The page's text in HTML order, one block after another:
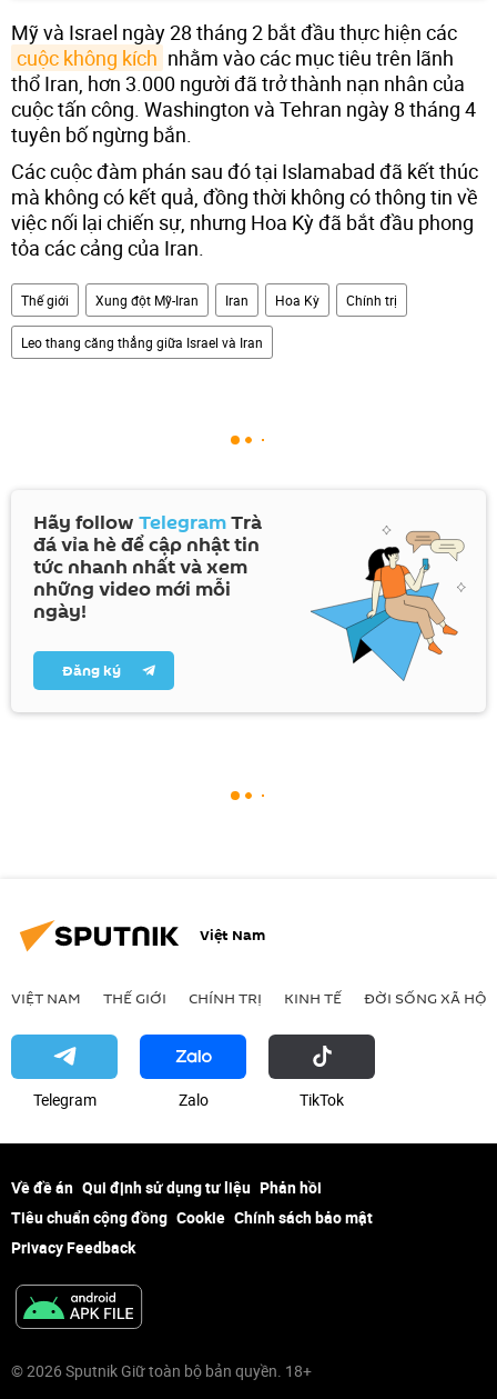
Mỹ và Israel ngày 28 tháng 2 bắt đầu thực hiện các
cuộc không kích nhằm vào các mục tiêu trên lãnh
thổ Iran, hơn 3.000 người đã trở thành nạn nhân của
cuộc tấn công. Washington và Tehran ngày 8 tháng 4
tuyên bố ngừng bắn.
Các cuộc đàm phán sau đó tại Islamabad đã kết thúc
mà không có kết quả, đồng thời không có thông tin về
việc nối lại chiến sự, nhưng Hoa Kỳ đã bắt đầu phong
tỏa các cảng của Iran.
Thế giới Xung đột Mỹ-Iran Iran Hoa Kỳ Chính trị
Leo thang căng thẳng giữa Israel và Iran
Hãy follow TelegramTrà
đá vỉa hè để cập nhật tin
tức nhanh nhất và xem
những video mới mỗi
ngày!
Đăng ký
Việt Nam
VIỆT NAM THẾ GIỚI CHÍNH TRỊ KINH TẾ ĐỜI SỐNG XÃ HỘI
Telegram Zalo ТikТоk
Về đề án Qui định sử dụng tư liệu Phản hồi
Tiêu chuẩn cộng đồng Cookie Chính sách bảo mật
Privacy Feedback
© 2026 Sputnik Giữ toàn bộ bản quyền. 18+